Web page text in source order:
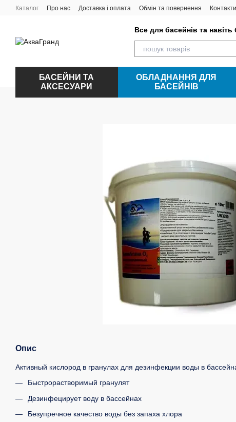
Перейти до основного контенту
Каталог Про нас Доставка і оплата Обмін та повернення Контакти
Все для басейнів та навіть
БАСЕЙНИ ТА
АКСЕСУАРИ
ОБЛАДНАННЯ ДЛЯ
БАСЕЙНІВ
Опис
Активный кислород в гранулах для дезинфекции воды в
Быстрорастворимый гранулят
Дезинфецирует воду в бассейнах
Безупречное качество воды без запаха хлора